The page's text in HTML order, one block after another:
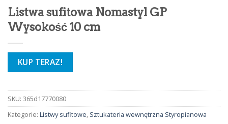
Listwa sufitowa Nomastyl GP
Wysokość 10 cm
KUP TERAZ!
SKU: 365d17770080
Kategorie: Listwy sufitowe, Sztukateria wewnętrzna Styropianowa